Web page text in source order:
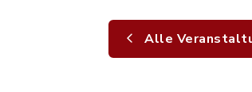
Alle